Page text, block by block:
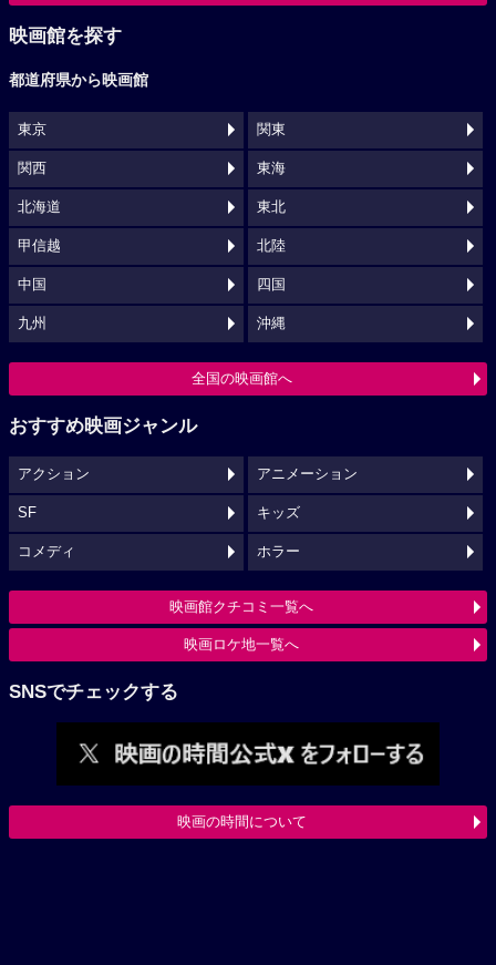
映画館を探す
都道府県から映画館
東京 関東
関西 東海
北海道 東北
甲信越 北陸
中国 四国
九州 沖縄
全国の映画館へ
おすすめ映画ジャンル
アクション アニメーション
SF キッズ
コメディ ホラー
映画館クチコミ一覧へ
映画ロケ地一覧へ
SNSでチェックする
映画の時間について